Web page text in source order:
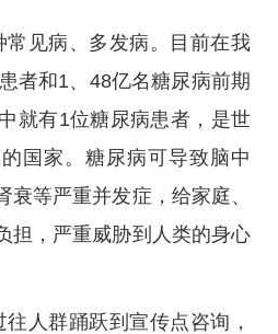
常见病、多发病。目前在我
者和1、48亿名糖尿病前期
就有1位糖尿病患者，是世
国家。糖尿病可导致脑中
衰等严重并发症，给家庭、
担，严重威胁到人类的身心
人群踊跃到宣传点咨询，